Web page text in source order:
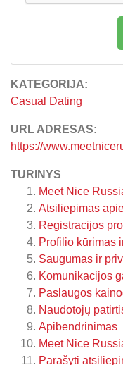
KATEGORIJA:
Casual Dating
URL ADRESAS:
https://
TURINYS
Meet Nice
Atsiliepimas
Registracijos
Profilio kūrimas
Saugumas ir
Komunikacijos
Paslaugos
Naudotojų
Apibendrinimas
Meet Nice
Parašyti